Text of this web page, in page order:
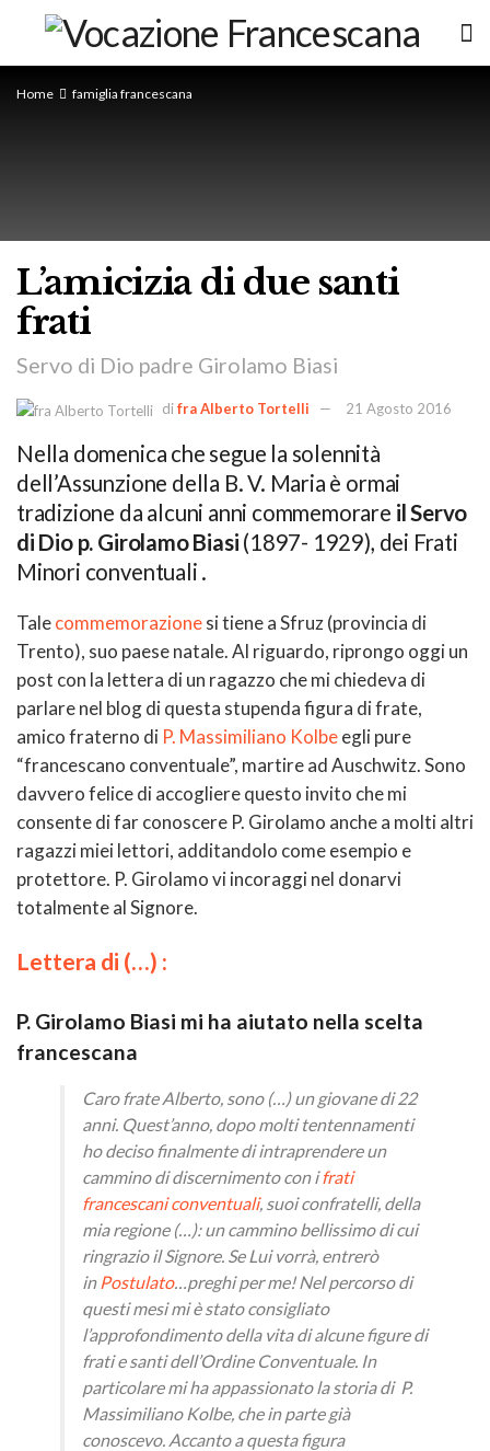
Home famiglia francescana
L’amicizia di due santi
frati
Servo di Dio padre Girolamo Biasi
difra Alberto Tortelli 21 Agosto 2016
Nella domenica che segue la solennità
dell’Assunzione della B. V. Maria è ormai
tradizione da alcuni anni commemorare il Servo
di Dio p. Girolamo Biasi (1897- 1929), dei Frati
Minori conventuali .
Talecommemorazionesi tiene a Sfruz (provincia di
Trento), suo paese natale. Al riguardo, riprongo oggi un
post con la lettera di un ragazzo che mi chiedeva di
parlare nel blog di questa stupenda figura di frate,
amico fraterno di P. Massimiliano Kolbeegli pure
“francescano conventuale”, martire ad Auschwitz. Sono
davvero felice di accogliere questo invito che mi
consente di far conoscere P. Girolamo anche a molti altri
ragazzi miei lettori, additandolo come esempio e
protettore. P. Girolamo vi incoraggi nel donarvi
totalmente al Signore.
Lettera di (…) :
P. Girolamo Biasi mi ha aiutato nella scelta
francescana
Caro frate Alberto, sono (…) un giovane di 22
anni. Quest’anno, dopo molti tentennamenti
ho deciso finalmente di intraprendere un
cammino di discernimento con ifrati
francescani conventuali, suoi confratelli, della
mia regione (…): un cammino bellissimo di cui
ringrazio il Signore. Se Lui vorrà, entrerò
in Postulato…preghi per me! Nel percorso di
questi mesi mi è stato consigliato
l’approfondimento della vita di alcune figure di
frati e santi dell’Ordine Conventuale. In
particolare mi ha appassionato la storia di P.
Massimiliano Kolbe, che in parte già
conoscevo. Accanto a questa figura